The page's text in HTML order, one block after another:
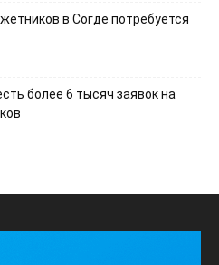
в Согде потребуется
более 6 тысяч заявок на